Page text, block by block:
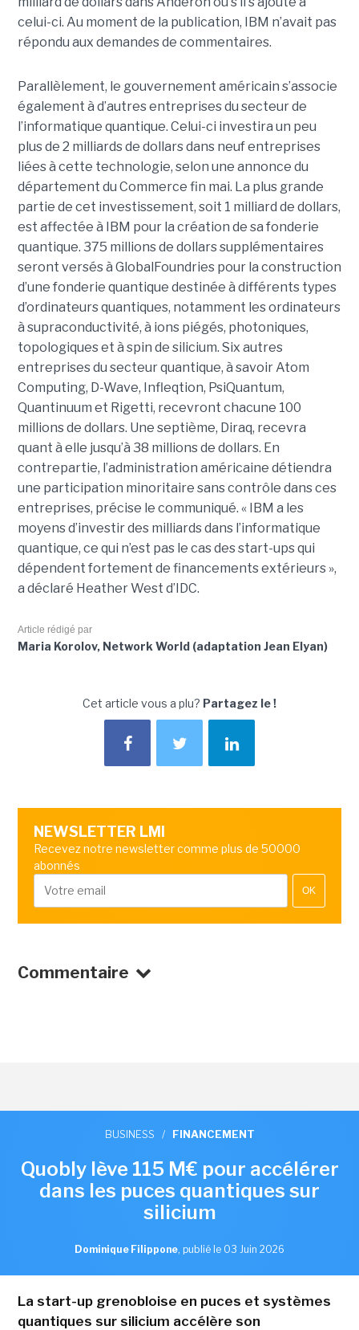
celui-ci. Au moment de la publication, IBM n’avait pas
répondu aux demandes de commentaires.
Parallèlement, le gouvernement américain s’associe
également à d’autres entreprises du secteur de
l’informatique quantique. Celui-ci investira un peu
plus de 2 milliards de dollars dans neuf entreprises
liées à cette technologie, selon une annonce du
département du Commerce fin mai. La plus grande
partie de cet investissement, soit 1 milliard de dollars,
est affectée à IBM pour la création de sa fonderie
quantique. 375 millions de dollars supplémentaires
seront versés à GlobalFoundries pour la construction
d’une fonderie quantique destinée à différents types
d’ordinateurs quantiques, notamment les ordinateurs
à supraconductivité, à ions piégés, photoniques,
topologiques et à spin de silicium. Six autres
entreprises du secteur quantique, à savoir Atom
Computing, D-Wave, Infleqtion, PsiQuantum,
Quantinuum et Rigetti, recevront chacune 100
millions de dollars. Une septième, Diraq, recevra
quant à elle jusqu’à 38 millions de dollars. En
contrepartie, l’administration américaine détiendra
une participation minoritaire sans contrôle dans ces
entreprises, précise le communiqué. « IBM a les
moyens d’investir des milliards dans l’informatique
quantique, ce qui n’est pas le cas des start-ups qui
dépendent fortement de financements extérieurs »,
a déclaré Heather West d’IDC.
Article rédigé par
Maria Korolov, Network World (adaptation Jean Elyan)
Cet article vous a plu? Partagez le !
NEWSLETTER LMI
Recevez notre newsletter comme plus de 50000
abonnés
OK
Commentaire
BUSINESS / FINANCEMENT
Quobly lève 115 M€ pour accélérer
dans les puces quantiques sur
silicium
Dominique Filippone, publié le 03 Juin 2026
La start-up grenobloise en puces et systèmes
quantiques sur silicium accélère son